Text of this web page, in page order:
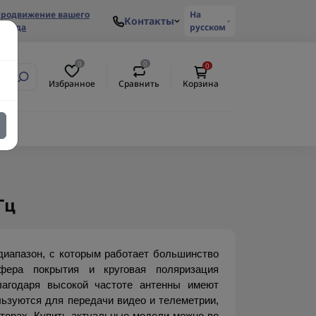
вашего
Контакты
На
русском
0
Избранное
0
Сравнить
0
Корзина
с которым работает большинство
покрытия и круговая поляризация
высокой частоте антенны имеют
для передачи видео и телеметрии,